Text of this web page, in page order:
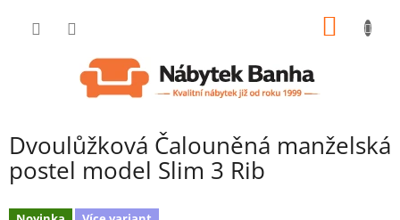
Dvoulůžková Čalouněná manželská
postel model Slim 3 Rib